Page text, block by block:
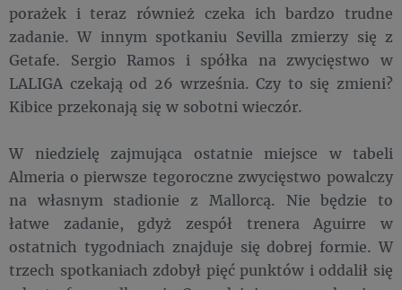
porażek i teraz również czeka ich bardzo trudne
zadanie. W innym spotkaniu Sevilla zmierzy się z
Getafe. Sergio Ramos i spółka na zwycięstwo w
LALIGA czekają od 26 września. Czy to się zmieni?
Kibice przekonają się w sobotni wieczór.
W niedzielę zajmująca ostatnie miejsce w tabeli
Almeria o pierwsze tegoroczne zwycięstwo powalczy
na własnym stadionie z Mallorcą. Nie będzie to
łatwe zadanie, gdyż zespół trenera Aguirre w
ostatnich tygodniach znajduje się dobrej formie. W
trzech spotkaniach zdobył pięć punktów i oddalił się